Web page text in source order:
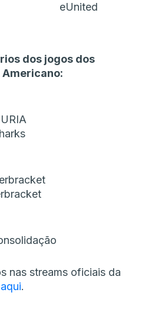
eUnited
dos jogos dos
nas streams oficiais da
aqui.